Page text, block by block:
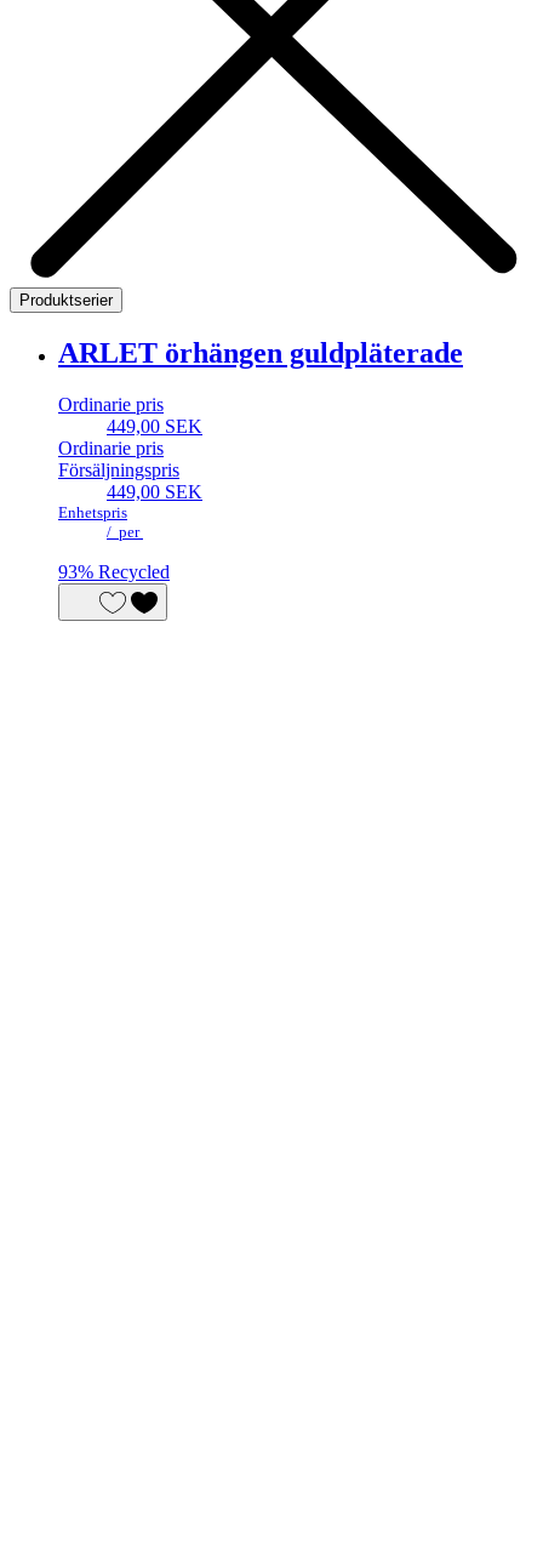
Produktserier
ARLET örhängen guldpläterade
Ordinarie pris
449,00 SEK
Ordinarie pris
Försäljningspris
449,00 SEK
Enhetspris
/ per
93% Recycled